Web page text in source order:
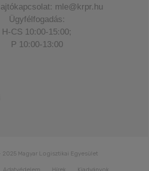
mle@krpr.hu
Ügyfélfogadás:
H-CS 10:00-15:00;
P 10:00-13:00
Magyar Logisztikai Egyesület
Adatvédelem Hírek Kiadványok